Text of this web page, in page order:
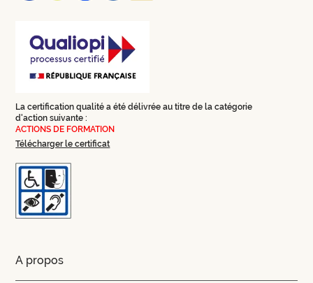
La certification qualité a été délivrée au titre de la catégorie
d'action suivante :
ACTIONS DE FORMATION
Télécharger le certificat
A propos